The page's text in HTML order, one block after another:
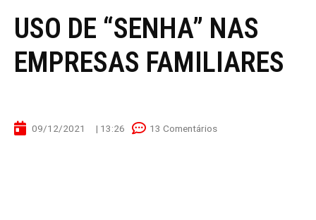
USO DE “SENHA” NAS
EMPRESAS FAMILIARES
09/12/2021 | 13:26 13 Comentários